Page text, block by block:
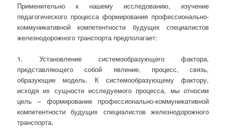
Применительно к нашему исследованию, изучение
педагогического процесса формирования профессионально-
коммуникативной компетентности будущих специалистов
железнодорожного транспорта предполагает:
1. Установление системообразующего фактора,
представляющего собой явление, процесс, связь,
образующие модель. К системообразующему фактору,
исходя их сущности исследуемого процесса, мы относим
цель – формирование профессионально-коммуникативной
компетентности будущих специалистов железнодорожного
транспорта.